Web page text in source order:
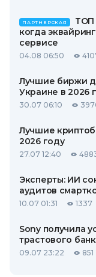
ПАРТНЕРСКАЯ
ТОП
когда
сервисе
04.08 06:50
Лучшие биржи
Украине в 2026
30.07 06:10
Лучшие
2026 году
27.07 12:40
Эксперты: ИИ
аудитов
10.07 01:31 1337
Sony получила
трастового
09.07 23:22 851